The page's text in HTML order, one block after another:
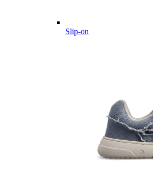
Slip-on